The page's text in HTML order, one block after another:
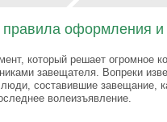
правила оформления
который решает огромное
завещателя. Вопреки
люди, составившие завещание,
волеизъявление.